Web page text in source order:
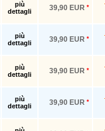
più
dettagli
39,90 EUR *
più
dettagli
39,90 EUR *
più
dettagli
39,90 EUR *
più
dettagli
39,90 EUR *